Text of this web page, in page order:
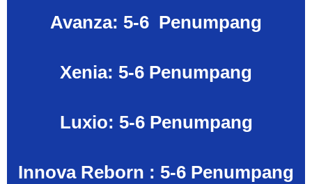
Avanza: 5-6 Penumpang
Xenia: 5-6 Penumpang
Luxio: 5-6 Penumpang
Innova Reborn : 5-6 Penumpang